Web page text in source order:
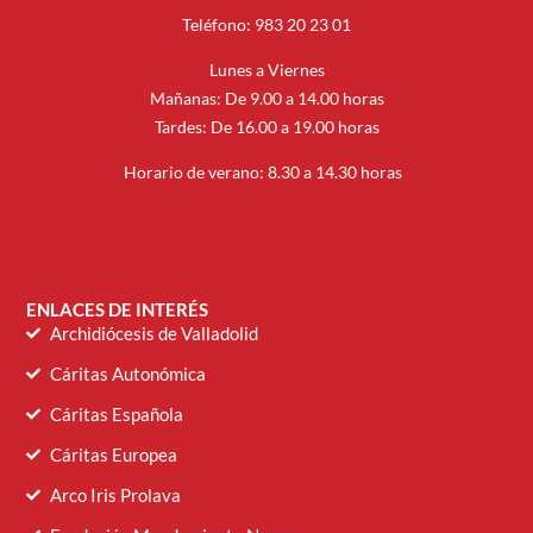
Teléfono: 983 20 23 01
Lunes a Viernes
Mañanas: De 9.00 a 14.00 horas
Tardes: De 16.00 a 19.00 horas
Horario de verano: 8.30 a 14.30 horas
ENLACES DE INTERÉS
Archidiócesis de Valladolid
Cáritas Autonómica
Cáritas Española
Cáritas Europea
Arco Iris Prolava